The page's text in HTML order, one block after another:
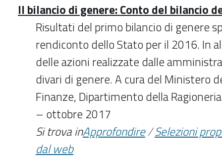
Il bilancio di genere: Conto del bilancio
Risultati del primo bilancio di genere
rendiconto dello Stato per il 2016. In
delle azioni realizzate dalle
divari di genere. A cura del Ministero
Finanze, Dipartimento della
– ottobre 2017
Si trova inApprofondire/Selezioni
dal web